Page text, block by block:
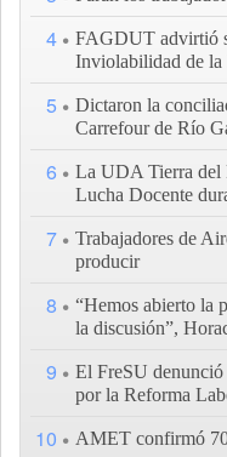
4
FAGDUT advirtió
Inviolabilidad de la
5
Dictaron la
Carrefour de Río
6
La UDA Tierra del
Lucha Docente
7
Trabajadores de
producir
8
“Hemos abierto la
la discusión”,
9
El FreSU
por la Reforma
10 AMET confirmó